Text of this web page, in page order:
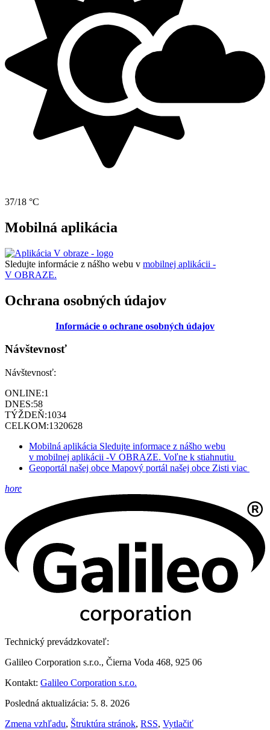
37/18 °C
Mobilná aplikácia
Sledujte informácie z nášho webu v mobilnej aplikácii -
V OBRAZE.
Ochrana osobných údajov
Informácie o ochrane osobných údajov
Návštevnosť
Návštevnosť:
ONLINE:1
DNES:58
TÝŽDEŇ:1034
CELKOM:1320628
Mobilná aplikácia Sledujte informace z nášho webu
v mobilnej aplikácii -V OBRAZE. Voľne k stiahnutiu
Geoportál našej obce Mapový portál našej obce Zisti viac
hore
Technický prevádzkovateľ:
Galileo Corporation s.r.o., Čierna Voda 468, 925 06
Kontakt: Galileo Corporation s.r.o.
Posledná aktualizácia: 5. 8. 2026
Zmena vzhľadu, Štruktúra stránok, RSS, Vytlačiť